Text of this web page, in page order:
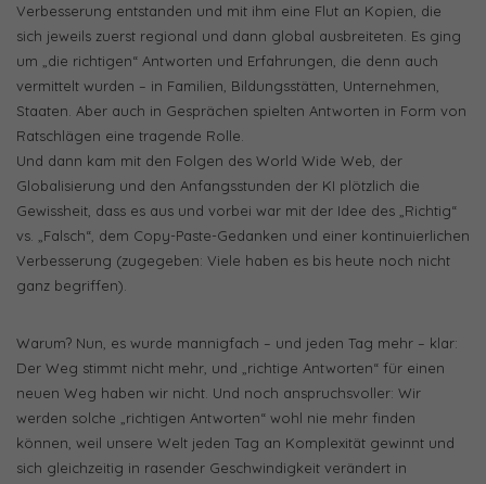
Verbesserung entstanden und mit ihm eine Flut an Kopien, die
sich jeweils zuerst regional und dann global ausbreiteten. Es ging
um „die richtigen“ Antworten und Erfahrungen, die denn auch
vermittelt wurden – in Familien, Bildungsstätten, Unternehmen,
Staaten. Aber auch in Gesprächen spielten Antworten in Form von
Ratschlägen eine tragende Rolle.
Und dann kam mit den Folgen des World Wide Web, der
Globalisierung und den Anfangsstunden der KI plötzlich die
Gewissheit, dass es aus und vorbei war mit der Idee des „Richtig“
vs. „Falsch“, dem Copy-Paste-Gedanken und einer kontinuierlichen
Verbesserung (zugegeben: Viele haben es bis heute noch nicht
ganz begriffen).
Warum? Nun, es wurde mannigfach – und jeden Tag mehr – klar:
Der Weg stimmt nicht mehr, und „richtige Antworten“ für einen
neuen Weg haben wir nicht. Und noch anspruchsvoller: Wir
werden solche „richtigen Antworten“ wohl nie mehr finden
können, weil unsere Welt jeden Tag an Komplexität gewinnt und
sich gleichzeitig in rasender Geschwindigkeit verändert in